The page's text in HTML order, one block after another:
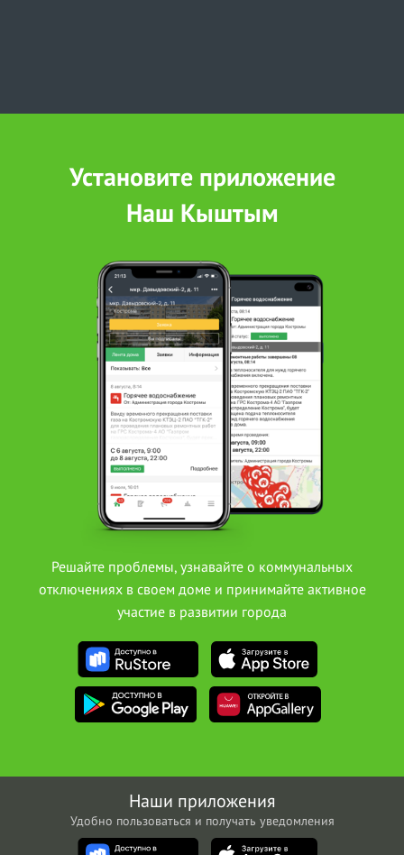
Установите приложение
Наш Кыштым
Решайте проблемы, узнавайте о коммунальных
отключениях в своем доме и принимайте активное
участие в развитии города
Наши приложения
Удобно пользоваться и получать уведомления